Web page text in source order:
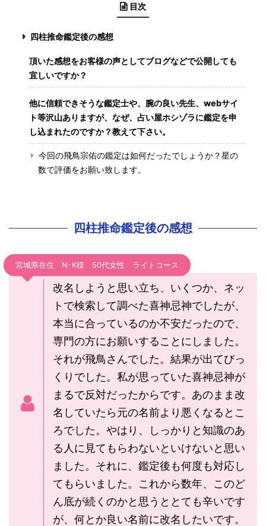
目次
四柱推命鑑定後の感想
頂いた感想をお客様の声としてブログなどで公開しても
宜しいですか？
他に信頼できそうな鑑定士や、腕の良い先生、webサイ
ト等沢山ありますが、なぜ、占い屋ホシゾラに鑑定を申
し込まれたのですか？教えて下さい。
今回の飛鳥宗佑の鑑定は如何だったでしょうか？星の
数で評価をお願い致します。
四柱推命鑑定後の感想
宮城県在住 N･K様 50代女性 ライトコース
改名しようと思い立ち、いくつか、ネッ
トで検索して調べた喜神忌神でしたが、
本当に合っているのか不安だったので、
専門の方にお願いすることにしました。
それが飛鳥さんでした。結果が出てびっ
くりでした。私が思っていた喜神忌神が
まるで反対だったからです。あのまま改
名していたら元の名前より悪くなるとこ
ろでした。やはり、しっかりと知識のあ
る人に見てもらわないといけないと思い
ました。それに、鑑定後も何度も対応し
てもらいました。これから数年、このど
ん底が続くのかと思うととても辛いです
が、何とか良い名前に改名したいです。